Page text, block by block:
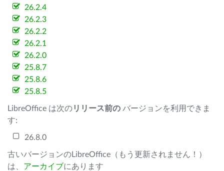
26.2.4
26.2.3
26.2.2
26.2.1
26.2.0
25.8.7
25.8.6
25.8.5
LibreOffice は次のリリース前の バージョンを利用できま
す:
26.8.0
古いバージョンのLibreOffice（もう更新されません！）
は、 アーカイブにあります